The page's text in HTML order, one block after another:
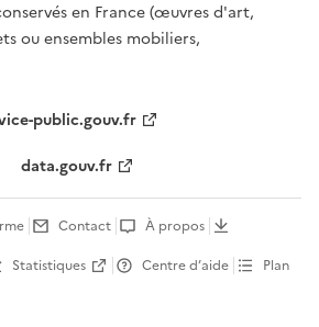
en France (œuvres d'art,
ou ensembles mobiliers,
public.gouv.fr
data.gouv.fr
Contact
À propos
Statistiques Centre d’aide
Plan